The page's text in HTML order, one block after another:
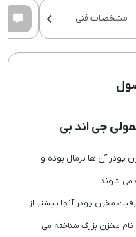
مشخصات فنی
جی اند بی
پودر آن ها نرمال بوده و
می شوند.
مخزن پودر آنها بیشتر از
نام مخزن بزرگ شناخته می